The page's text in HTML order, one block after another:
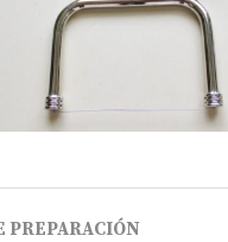
PREPARACIÓN